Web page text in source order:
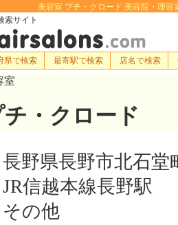
美容室 プチ・クロード:美容院・理容
索サイト
県で検索 最寄駅で検索 店名で検索
室
チ・クロード
長野県長野市北石堂
JR信越本線長野駅
その他